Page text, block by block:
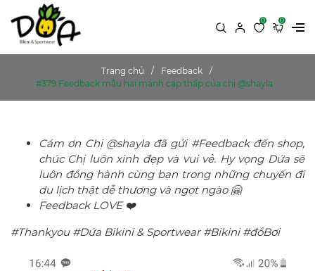
0 0
Trang chủ
Feedback
#379 Feedback mẫu hai mảnh cạp thấp của chị @shayla
Cám ơn Chị @shayla đã gửi #Feedback đến shop,
chúc Chị luôn xinh đẹp và vui vẻ. Hy vọng Dứa sẽ
luôn đồng hành cùng bạn trong những chuyến đi
du lịch thật dễ thương và ngọt ngào 🤗
Feedback LOVE ❤️
#Thankyou #Dứa Bikini & Sportwear #Bikini #đồBơi